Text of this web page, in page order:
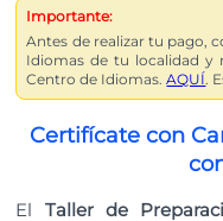
Importante:
Antes de realizar tu pago,
Idiomas de tu localidad y
Centro de Idiomas.AQUÍ.
Certifícate con
El Taller de